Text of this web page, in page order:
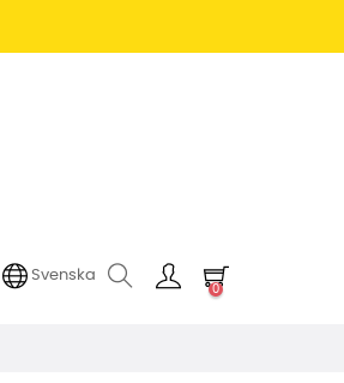
Svenska
0